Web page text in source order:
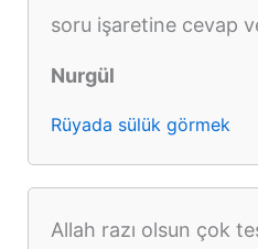
soru işaretine cevap
Nurgül
Rüyada sülük görmek
Allah razı olsun çok